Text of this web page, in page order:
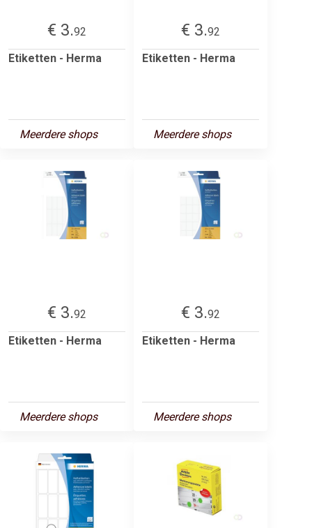
€ 3.92
Etiketten - Herma
Meerdere shops
€ 3.92
Etiketten - Herma
Meerdere shops
€ 3.92
Etiketten - Herma
Meerdere shops
€ 3.92
Etiketten - Herma
Meerdere shops